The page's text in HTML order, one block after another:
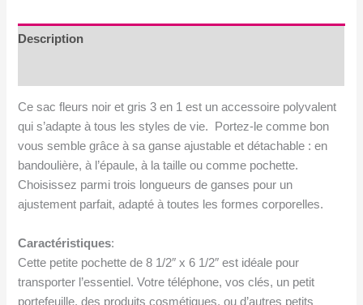
de
ajustable
Description
Ce sac fleurs noir et gris 3 en 1 est un accessoire polyvalent
qui s’adapte à tous les styles de vie. Portez-le comme bon
vous semble grâce à sa ganse ajustable et détachable : en
bandoulière, à l’épaule, à la taille ou comme pochette.
Choisissez parmi trois longueurs de ganses pour un
ajustement parfait, adapté à toutes les formes corporelles.
Caractéristiques:
Cette petite pochette de 8 1/2″ x 6 1/2″ est idéale pour
transporter l’essentiel. Votre téléphone, vos clés, un petit
portefeuille, des produits cosmétiques, ou d’autres petits